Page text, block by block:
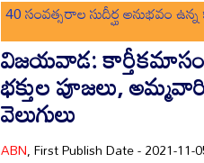
40 సంవత్సరాల సుదీర్ఘ అనుభవం
విజయవాడ: కార్తీకమాసం
భక్తుల పూజలు,
వెలుగులు
ABN, First Publish Date - 2021-11-